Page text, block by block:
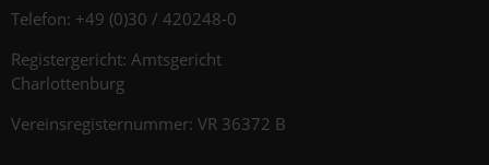
Telefon: +49 (0)30 / 420248-0
Registergericht: Amtsgericht
Charlottenburg
Vereinsregisternummer: VR 36372 B